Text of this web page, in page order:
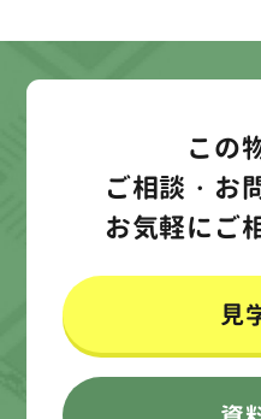
この
ご相談・お
お気軽にご
見